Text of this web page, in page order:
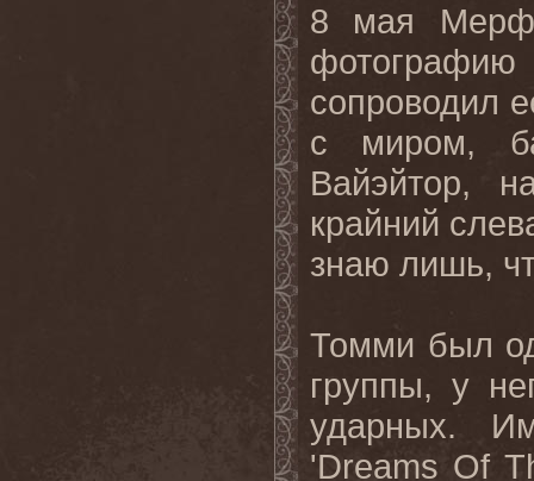
8 мая
сопроводил
с миром,
Вайэйтор,
крайний
знаю лишь,
Томми был
группы, у
ударных.
'Dreams Of